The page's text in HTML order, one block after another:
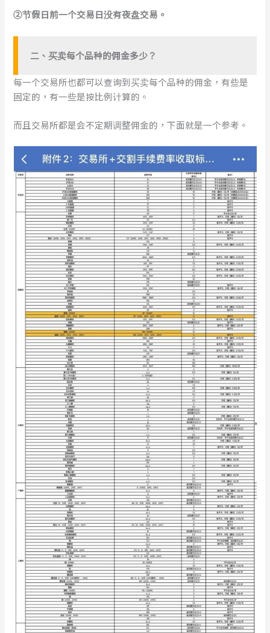
②节假日前一个交易日没有夜盘交易。
二 、买卖每个品种的佣金多少？
每一个交易所也都可以查询到买卖每个品种的佣金，有些是
固定的，有一些是按比例计算的。
而且交易所都是会不定期调整佣金的，下面就是一个参考。